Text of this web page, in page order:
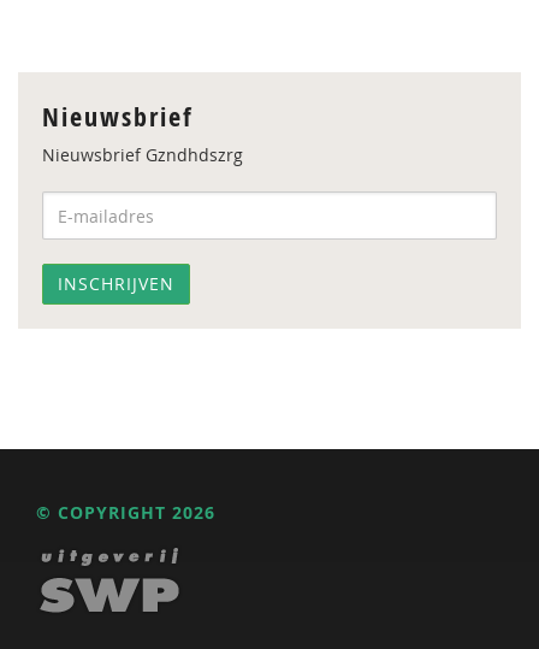
Nieuwsbrief
Nieuwsbrief Gzndhdszrg
© COPYRIGHT 2026